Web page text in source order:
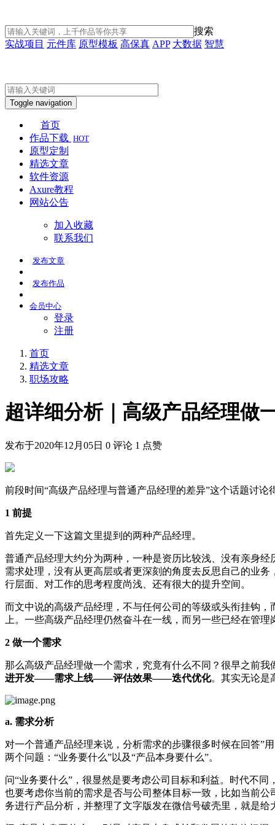
搜索
实战项目 元件库 原型模板 高保真 APP 大数据 智慧
Toggle navigation
首页
作品下载 HOT
原型定制
精选文章
软件资源
Axure教程
网站公告
加入收藏
联系我们
发布文章
发布作品
会员中心
登录
注册
首页
精选文章
职场攻略
超详细分析｜高级产品经理做
发布于2020年12月05日 0 评论 1 点赞
前段时间“高级产品经理与普通产品经理的差异”这个话题讨
1 前提
首先定义一下这篇文里提到的两种产品经理。
普通产品经理大约分为两种，一种是资历比较浅、没有亲身
需求处理，没有从更高层或者更深刻的角度去反思自己的业
行层面、对工作的思考程度尚浅、还有很大的提升空间。
而文中说的高级产品经理，不与任何公司的等级或头衔挂钩
上。一些高级产品经理仍然奋斗在一线，而另一些已经在管
2 做一个需求
那么高级产品经理做一个需求，究竟有什么不同？很早之前
进开发——需求上线——评估效果——迭代优化。其实无论是
a. 需求分析
对一个普通产品经理来说，分析需求的步骤很多时候在回答”
两个问题：“业务要什么”以及“产品本身要什么”。
问“业务要什么”，很显然是要考虑公司目标和利益。时代不
也要考虑你当前的需求是否与公司整体目标一致，比如当前
务进行产品分析，并整理了文字版发在微信号破壳里，就是